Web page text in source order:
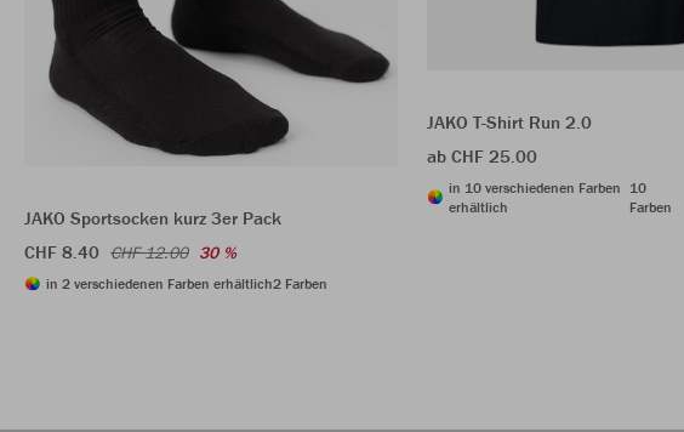
JAKO Sportsocken kurz 3er Pack
CHF 8.40 CHF 12.00 30 %
in 2 verschiedenen Farben erhältlich2 Farben
JAKO T-Shirt Run 2.0
ab CHF 25.00
in 10 verschiedenen Farben
erhältlich
10
Farben